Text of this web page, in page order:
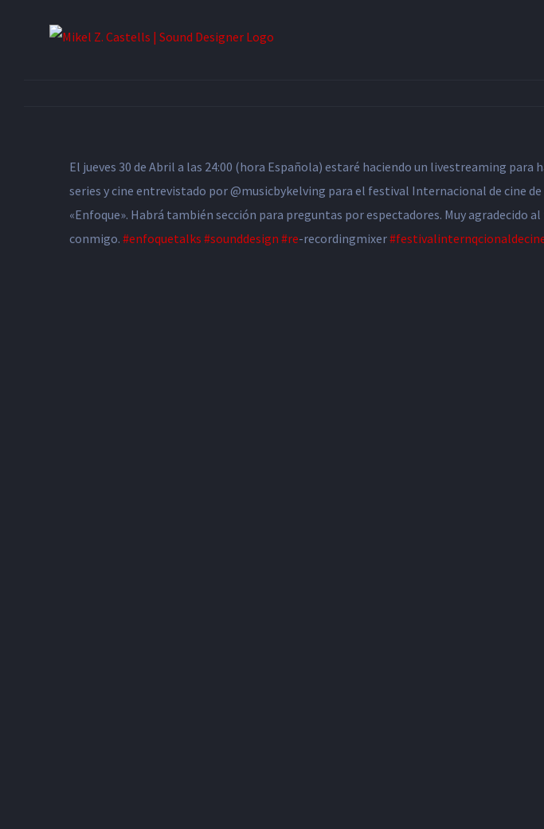
El jueves 30 de Abril a las 24:00 (hora Española) estaré haciendo un livestreaming para
series y cine entrevistado por @musicbykelving para el festival Internacional de cine
«Enfoque». Habrá también sección para preguntas por espectadores. Muy agradecido
conmigo. #enfoquetalks #sounddesign #re-recordingmixer#festivalinternqcionaldeci